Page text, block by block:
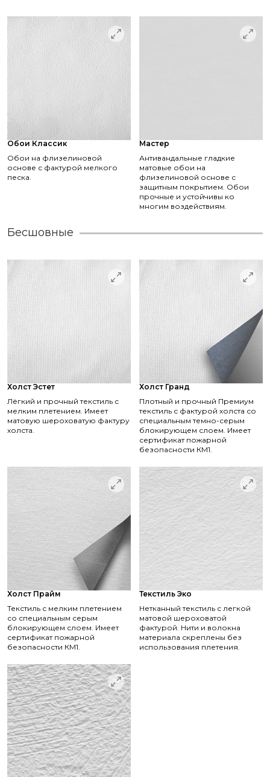
Обои Классик
Обои на флизелиновой
основе с фактурой мелкого
песка.
Мастер
Антивандальные гладкие
матовые обои на
флизелиновой основе с
защитным покрытием. Обои
прочные и устойчивы ко
многим воздействиям.
Бесшовные
Холст Эстет
Лёгкий и прочный текстиль с
мелким плетением. Имеет
матовую шероховатую фактуру
холста.
Холст Гранд
Плотный и прочный Премиум
текстиль с фактурой холста со
специальным темно-серым
блокирующем слоем. Имеет
сертификат пожарной
безопасности КМ1.
Холст Прайм
Текстиль с мелким плетением
со специальным серым
блокирующем слоем. Имеет
сертификат пожарной
безопасности КМ1.
Текстиль Эко
Нетканный текстиль с легкой
матовой шероховатой
фактурой. Нити и волокна
материала скреплены без
использования плетения.